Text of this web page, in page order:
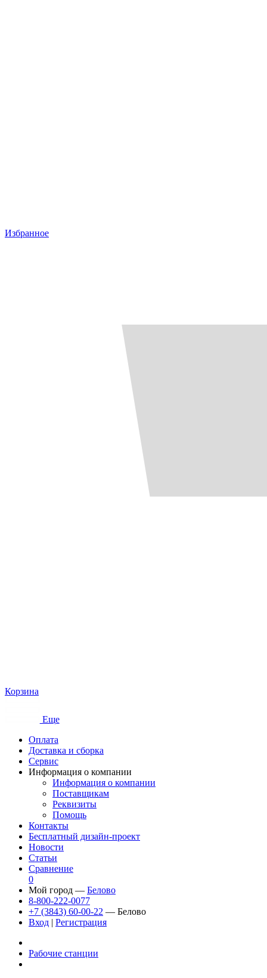
Избранное
Корзина
Еще
Оплата
Доставка и сборка
Сервис
Информация о компании
Информация о компании
Поставщикам
Реквизиты
Помощь
Контакты
Бесплатный дизайн-проект
Новости
Статьи
Сравнение
0
Мой город — Белово
8-800-222-0077
+7 (3843) 60-00-22 — Белово
Вход | Регистрация
Рабочие станции